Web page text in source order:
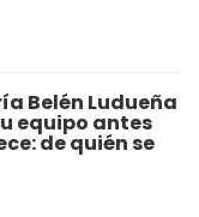
Belén Ludueña
equipo antes
de quién se